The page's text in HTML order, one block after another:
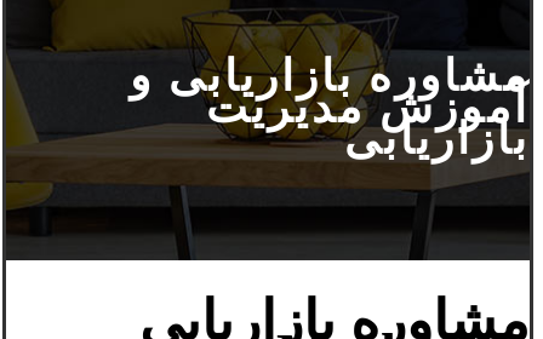
مشاوره بازاریابی و
آموزش مدیریت
بازاریابی
مشاوره بازاریابی